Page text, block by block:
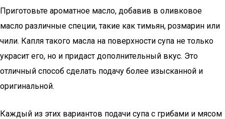
Приготовьте ароматное масло, добавив в оливковое
масло различные специи, такие как тимьян, розмарин или
чили. Капля такого масла на поверхности супа не только
украсит его, но и придаст дополнительный вкус. Это
отличный способ сделать подачу более изысканной и
оригинальной.
Каждый из этих вариантов подачи супа с грибами и мясом